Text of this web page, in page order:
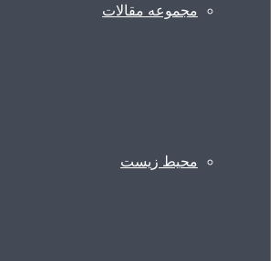
مجموعه مقالات
محیط زیست